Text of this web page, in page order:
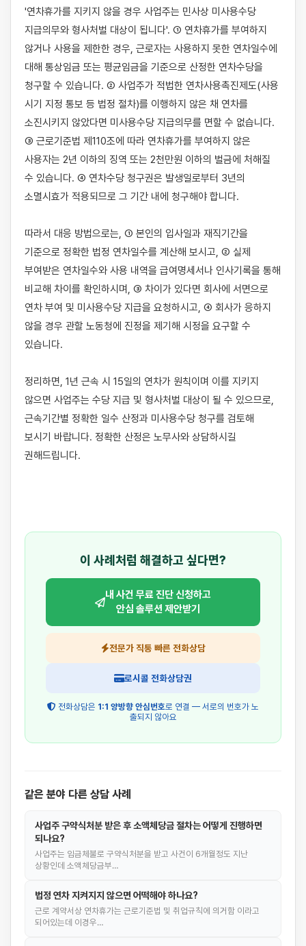
'연차휴가를 지키지 않을 경우 사업주는 민사상 미사용수당
지급의무와 형사처벌 대상이 됩니다'. ① 연차휴가를 부여하지
않거나 사용을 제한한 경우, 근로자는 사용하지 못한 연차일수에
대해 통상임금 또는 평균임금을 기준으로 산정한 연차수당을
청구할 수 있습니다. ② 사업주가 적법한 연차사용촉진제도(사용
시기 지정 통보 등 법정 절차)를 이행하지 않은 채 연차를
소진시키지 않았다면 미사용수당 지급의무를 면할 수 없습니다.
③ 근로기준법 제110조에 따라 연차휴가를 부여하지 않은
사용자는 2년 이하의 징역 또는 2천만원 이하의 벌금에 처해질
수 있습니다. ④ 연차수당 청구권은 발생일로부터 3년의
소멸시효가 적용되므로 그 기간 내에 청구해야 합니다.
따라서 대응 방법으로는, ① 본인의 입사일과 재직기간을
기준으로 정확한 법정 연차일수를 계산해 보시고, ② 실제
부여받은 연차일수와 사용 내역을 급여명세서나 인사기록을 통해
비교해 차이를 확인하시며, ③ 차이가 있다면 회사에 서면으로
연차 부여 및 미사용수당 지급을 요청하시고, ④ 회사가 응하지
않을 경우 관할 노동청에 진정을 제기해 시정을 요구할 수
있습니다.
정리하면, 1년 근속 시 15일의 연차가 원칙이며 이를 지키지
않으면 사업주는 수당 지급 및 형사처벌 대상이 될 수 있으므로,
근속기간별 정확한 일수 산정과 미사용수당 청구를 검토해
보시기 바랍니다. 정확한 산정은 노무사와 상담하시길
권해드립니다.
이 사례처럼 해결하고 싶다면?
내 사건 무료 진단 신청하고
안심 솔루션 제안받기
전문가 직통 빠른 전화상담
로시콜 전화상담권
전화상담은 1:1 양방향 안심번호로 연결 — 서로의 번호가 노
출되지 않아요
같은 분야 다른 상담 사례
사업주 구약식처분 받은 후 소액체당금 절차는 어떻게 진행하면
되나요?
사업주는 임금체불로 구약식처분을 받고 사건이 6개월정도 지난
상황인데 소액체당금부…
법정 연차 지켜지지 않으면 어떡해야 하나요?
근로 계약서상 연차휴가는 근로기준법 및 취업규칙에 의거함 이라고
되어있는데 이경우…